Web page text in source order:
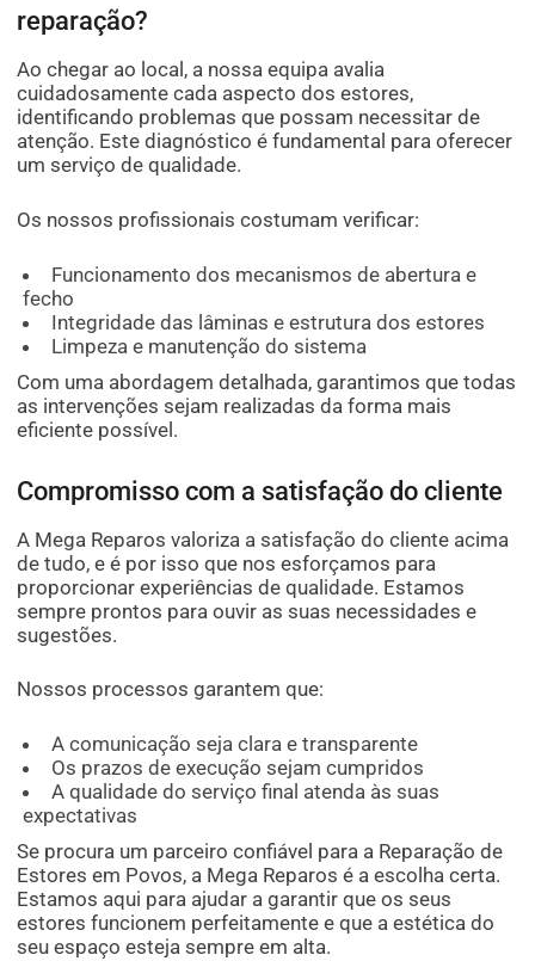
reparação?
Ao chegar ao local, a nossa equipa avalia
cuidadosamente cada aspecto dos estores,
identificando problemas que possam necessitar de
atenção. Este diagnóstico é fundamental para oferecer
um serviço de qualidade.
Os nossos profissionais costumam verificar:
Funcionamento dos mecanismos de abertura e
fecho
Integridade das lâminas e estrutura dos estores
Limpeza e manutenção do sistema
Com uma abordagem detalhada, garantimos que todas
as intervenções sejam realizadas da forma mais
eficiente possível.
Compromisso com a satisfação do cliente
A Mega Reparos valoriza a satisfação do cliente acima
de tudo, e é por isso que nos esforçamos para
proporcionar experiências de qualidade. Estamos
sempre prontos para ouvir as suas necessidades e
sugestões.
Nossos processos garantem que:
A comunicação seja clara e transparente
Os prazos de execução sejam cumpridos
A qualidade do serviço final atenda às suas
expectativas
Se procura um parceiro confiável para a Reparação de
Estores em Povos, a Mega Reparos é a escolha certa.
Estamos aqui para ajudar a garantir que os seus
estores funcionem perfeitamente e que a estética do
seu espaço esteja sempre em alta.